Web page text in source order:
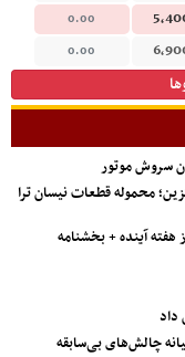
0.00
0.00
سروش موتور
محموله قطعات نیسان ترا
آینده + بخشنامه
چالش‌های بی‌سابقه